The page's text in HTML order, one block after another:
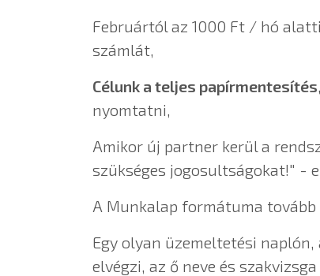
Februártól az 1000 Ft / hó
számlát,
Célunk a teljes papírmentesítés
nyomtatni,
Amikor új partner kerül a
szükséges jogosultságokat!" -
A Munkalap formátuma
Egy olyan üzemeltetési
elvégzi, az ő neve és